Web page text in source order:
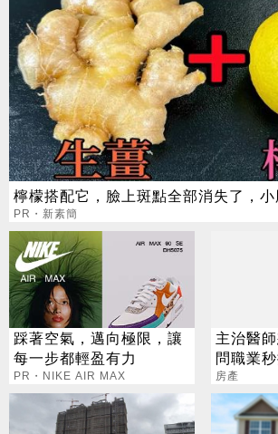
檸檬搭配它，臉上斑點全部消失了，
PR・新素簡
踩著空氣，邁向極限，讓
每一步都輕盈有力
PR・NIKE AIR MAX
主治醫
問職業
你買得起
房產